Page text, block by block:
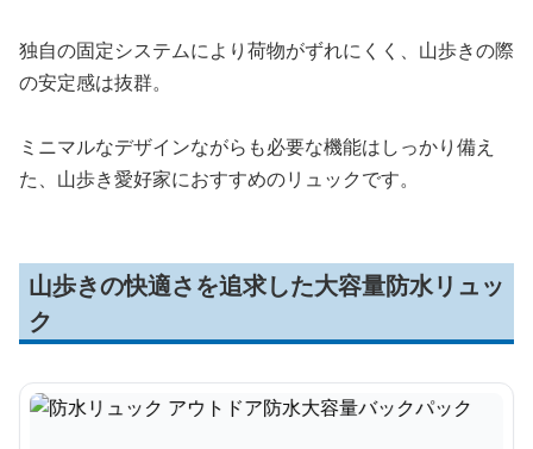
独自の固定システムにより荷物がずれにくく、山歩きの際
の安定感は抜群。
ミニマルなデザインながらも必要な機能はしっかり備え
た、山歩き愛好家におすすめのリュックです。
山歩きの快適さを追求した大容量防水リュッ
ク